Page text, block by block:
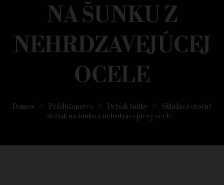
NA ŠUNKU Z
NEHRDZAVEJÚCEJ
OCELE
Domov Príslušenstvo Držiak šunky
Skladací otočný
držiak na šunku z nehrdzavejúcej ocele